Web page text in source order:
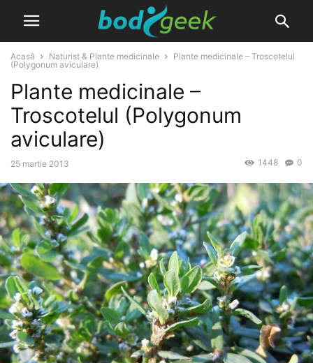
Acasă Naturist & Plante medicinale
Plante medicinale – Troscotelul
(Polygonum aviculare)
Plante medicinale –
Troscotelul (Polygonum
aviculare)
25 martie 2013 0
1448